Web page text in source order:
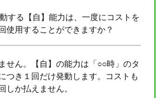
動する【自】能力は、一度にコストを
使用することができますか？
せん。【自】の能力は「○○時」のタ
つき１回だけ発動します。コストも
しか払えません。